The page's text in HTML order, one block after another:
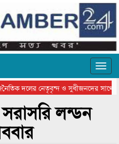
দলের নেতৃবৃন্দ ও সুধীজনদের সাথে
বাংলাদেশ গ্রুপ থিয়েটার
লন্ডন